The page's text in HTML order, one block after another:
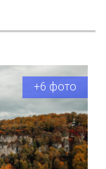
+6 фото